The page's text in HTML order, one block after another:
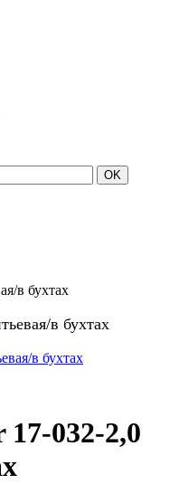
в бухтах
в бухтах
032-2,0